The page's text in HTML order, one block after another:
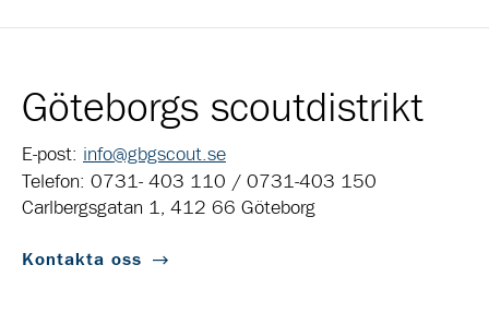
Göteborgs scoutdistrikt
E-post: info@gbgscout.se
Telefon: 0731- 403 110 / 0731-403 150
Carlbergsgatan 1, 412 66 Göteborg
Kontakta oss